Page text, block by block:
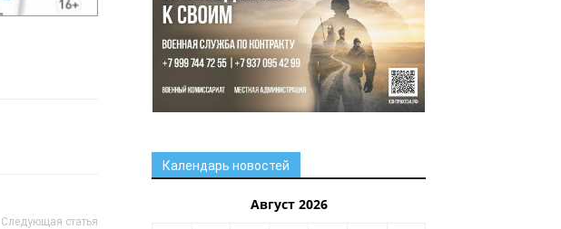
Следующая статья
Календарь новостей
Август 2026